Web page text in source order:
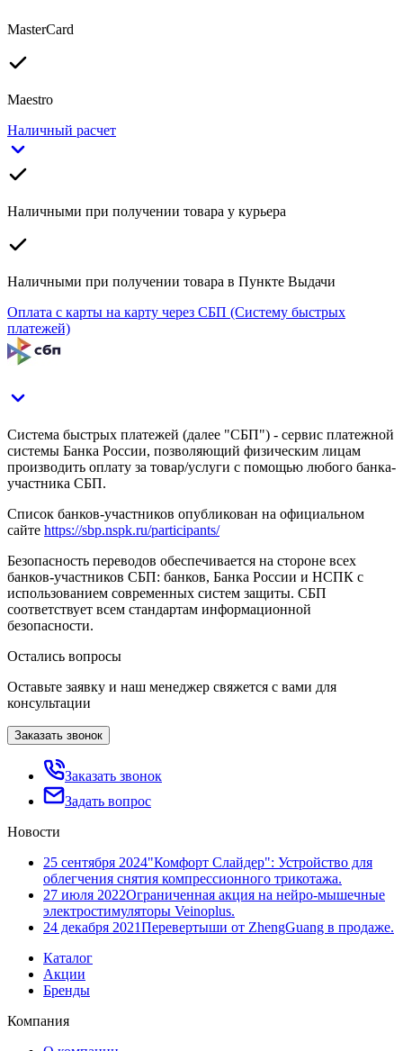
MasterCard
Maestro
Наличный расчет
Наличными при получении товара у курьера
Наличными при получении товара в Пункте Выдачи
Оплата с карты на карту через СБП (Систему быстрых
платежей)
Система быстрых платежей (далее "СБП") - сервис платежной
системы Банка России, позволяющий физическим лицам
производить оплату за товар/услуги с помощью любого банка-
участника СБП.
Список банков-участников опубликован на официальном
сайте https://sbp.nspk.ru/participants/
Безопасность переводов обеспечивается на стороне всех
банков-участников СБП: банков, Банка России и НСПК с
использованием современных систем защиты. СБП
соответствует всем стандартам информационной
безопасности.
Остались вопросы
Оставьте заявку и наш менеджер свяжется с вами для
консультации
Заказать звонок
Заказать звонок
Задать вопрос
Новости
25 сентября 2024"Комфорт Слайдер": Устройство для
облегчения снятия компрессионного трикотажа.
27 июля 2022Ограниченная акция на нейро-мышечные
электростимуляторы Veinoplus.
24 декабря 2021Перевертыши от ZhengGuang в продаже.
Каталог
Акции
Бренды
Компания